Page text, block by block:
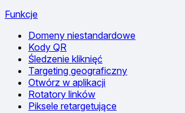
Funkcje
Domeny niestandardowe
Kody QR
Śledzenie kliknięć
Targeting geograficzny
Otwórz w aplikacji
Rotatory linków
Piksele retargetujące